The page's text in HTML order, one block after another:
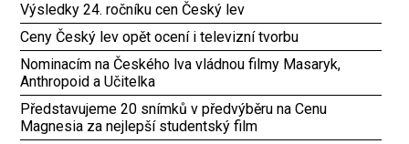
Výsledky 24. ročníku cen Český lev
Ceny Český lev opět ocení i televizní tvorbu
Nominacím na Českého lva vládnou filmy Masaryk,
Anthropoid a Učitelka
Představujeme 20 snímků v předvýběru na Cenu
Magnesia za nejlepší studentský film